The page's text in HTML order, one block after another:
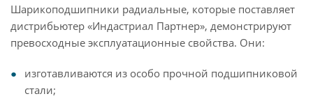
Шарикоподшипники радиальные, которые поставляет
дистрибьютер «Индастриал Партнер», демонстрируют
превосходные эксплуатационные свойства. Они:
изготавливаются из особо прочной подшипниковой
стали;